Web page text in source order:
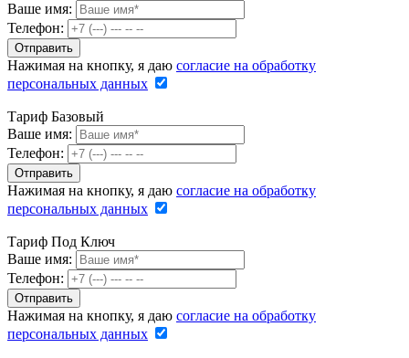
Ваше имя:
Телефон:
Нажимая на кнопку, я даю согласие на обработку
персональных данных
Тариф Базовый
Ваше имя:
Телефон:
Нажимая на кнопку, я даю согласие на обработку
персональных данных
Тариф Под Ключ
Ваше имя:
Телефон:
Нажимая на кнопку, я даю согласие на обработку
персональных данных